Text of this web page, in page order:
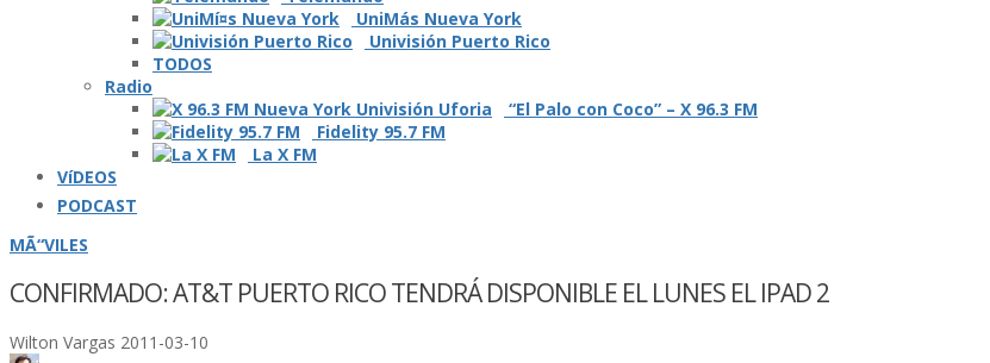
UniMás Nueva York
Univisión Puerto Rico
TODOS
Radio
“El Palo con Coco” – X 96.3 FM
Fidelity 95.7 FM
La X FM
VíDEOS
PODCAST
MÃ“VILES
CONFIRMADO: AT&T PUERTO RICO TENDRÁ DISPONIBLE EL LUNES EL IPAD 2
Wilton Vargas 2011-03-10